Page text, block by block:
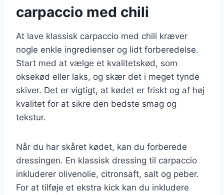
carpaccio med chili
At lave klassisk carpaccio med chili kræver
nogle enkle ingredienser og lidt forberedelse.
Start med at vælge et kvalitetskød, som
oksekød eller laks, og skær det i meget tynde
skiver. Det er vigtigt, at kødet er friskt og af høj
kvalitet for at sikre den bedste smag og
tekstur.
Når du har skåret kødet, kan du forberede
dressingen. En klassisk dressing til carpaccio
inkluderer olivenolie, citronsaft, salt og peber.
For at tilføje et ekstra kick kan du inkludere